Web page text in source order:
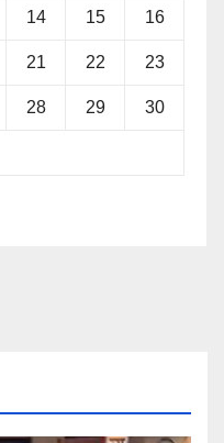
14 15 16
21 22 23
28 29 30